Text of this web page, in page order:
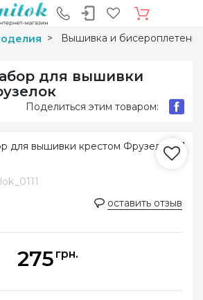
Вышивка и
для вышивки
Поделиться этим товаром:
оставить отзыв
275 грн.